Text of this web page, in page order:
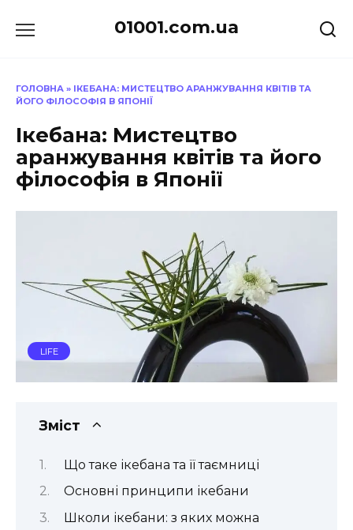
до
01001.com.ua
ГОЛОВНА » ІКЕБАНА: МИСТЕЦТВО АРАНЖУВАННЯ КВІТІВ ТА
ЙОГО ФІЛОСОФІЯ В ЯПОНІЇ
Ікебана: Мистецтво
аранжування квітів та його
філософія в Японії
LIFE
Зміст
Що таке ікебана та її таємниці
Основні принципи ікебани
Школи ікебани: з яких можна